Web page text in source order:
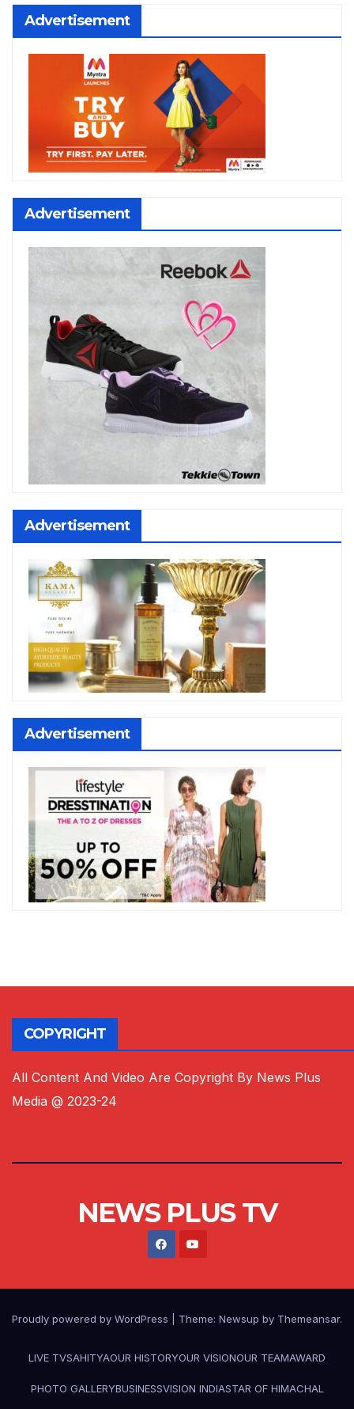
Advertisement
Advertisement
Advertisement
Advertisement
COPYRIGHT
All Content And Video Are Copyright By News Plus
Media @ 2023-24
NEWS PLUS TV
Proudly powered by WordPress Theme: Newsup by Themeansar.
LIVE TVSAHITYAOUR HISTORYOUR VISIONOUR TEAMAWARD
PHOTO GALLERYBUSINESSVISION INDIASTAR OF HIMACHAL